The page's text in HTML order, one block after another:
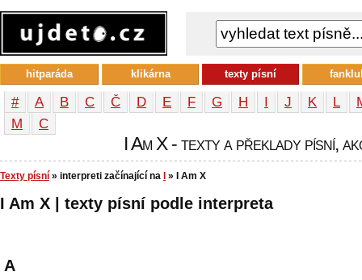
# A B C Č D E F G H I J K L
М
С
I Am X - texty a překlady písní,
Texty písní » interpreti začínající na » I Am X
I Am X | texty písní podle interpreta
A
hitparáda klikárna texty písní